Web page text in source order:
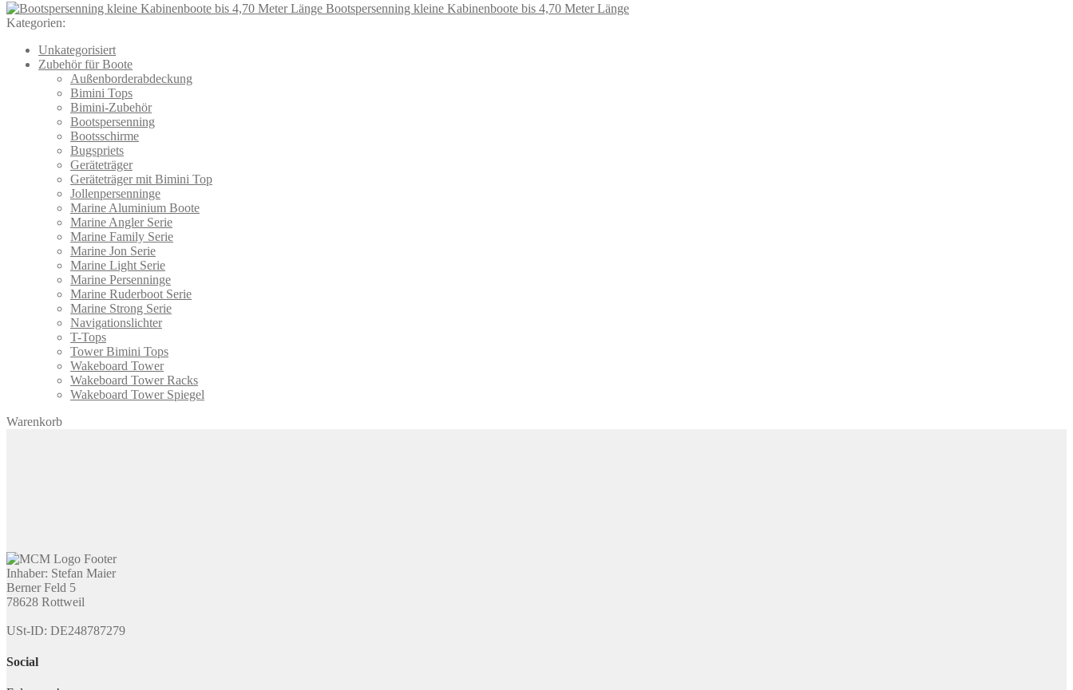
Bootspersenning kleine Kabinenboote bis 4,70 Meter Länge
Kategorien:
Unkategorisiert
Zubehör für Boote
Außenborderabdeckung
Bimini Tops
Bimini-Zubehör
Bootspersenning
Bootsschirme
Bugspriets
Geräteträger
Geräteträger mit Bimini Top
Jollenpersenninge
Marine Aluminium Boote
Marine Angler Serie
Marine Family Serie
Marine Jon Serie
Marine Light Serie
Marine Persenninge
Marine Ruderboot Serie
Marine Strong Serie
Navigationslichter
T-Tops
Tower Bimini Tops
Wakeboard Tower
Wakeboard Tower Racks
Wakeboard Tower Spiegel
Warenkorb
Inhaber: Stefan Maier
Berner Feld 5
78628 Rottweil
USt-ID: DE248787279
Social